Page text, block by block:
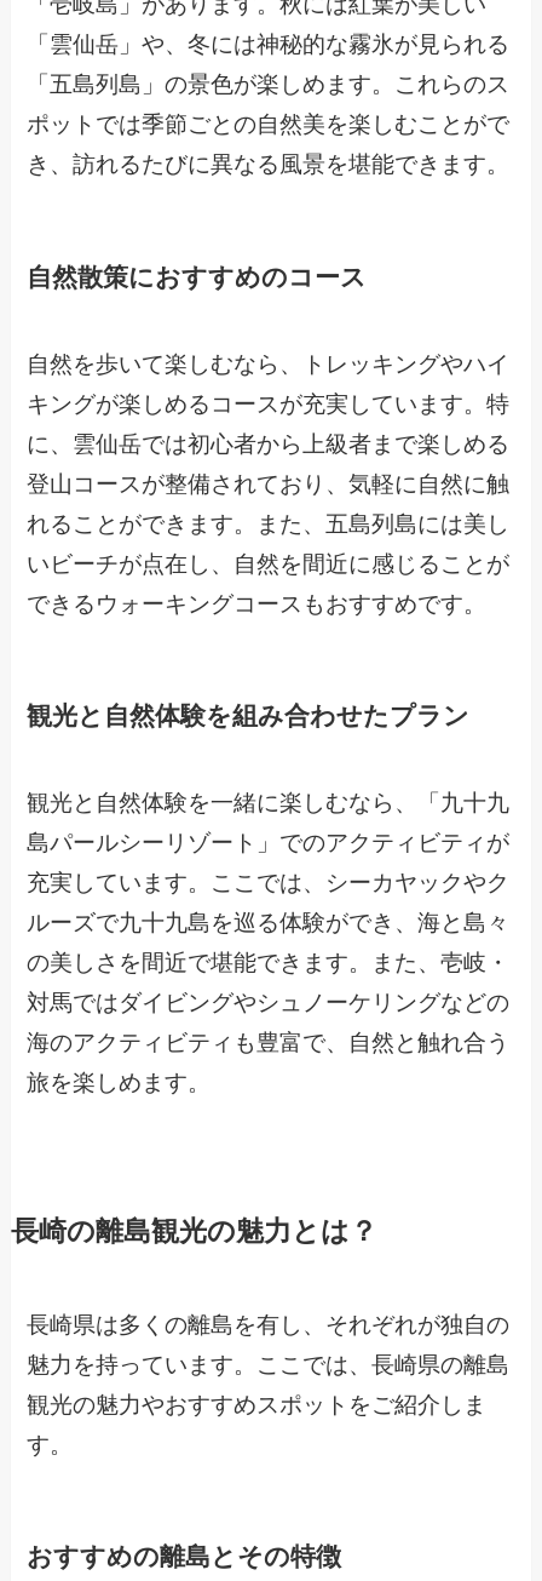
「雲仙岳」や、冬には神秘的な霧氷が見られる
「五島列島」の景色が楽しめます。これらのス
ポットでは季節ごとの自然美を楽しむことがで
き、訪れるたびに異なる風景を堪能できます。
自然散策におすすめのコース
自然を歩いて楽しむなら、トレッキングやハイ
キングが楽しめるコースが充実しています。特
に、雲仙岳では初心者から上級者まで楽しめる
登山コースが整備されており、気軽に自然に触
れることができます。また、五島列島には美し
いビーチが点在し、自然を間近に感じることが
できるウォーキングコースもおすすめです。
観光と自然体験を組み合わせたプラン
観光と自然体験を一緒に楽しむなら、「九十九
島パールシーリゾート」でのアクティビティが
充実しています。ここでは、シーカヤックやク
ルーズで九十九島を巡る体験ができ、海と島々
の美しさを間近で堪能できます。また、壱岐・
対馬ではダイビングやシュノーケリングなどの
海のアクティビティも豊富で、自然と触れ合う
旅を楽しめます。
長崎の離島観光の魅力とは？
長崎県は多くの離島を有し、それぞれが独自の
魅力を持っています。ここでは、長崎県の離島
観光の魅力やおすすめスポットをご紹介しま
す。
おすすめの離島とその特徴